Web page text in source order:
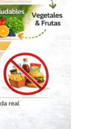
que tu